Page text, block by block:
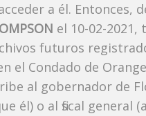
a él. Entonces,
el 10-02-
futuros
el Condado de
al gobernador de
él) o al fiscal general